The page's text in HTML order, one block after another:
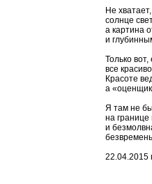
Не
солнце
а картина
и
Только
все
Красоте
а
Я там не
на
и
22.04.2015